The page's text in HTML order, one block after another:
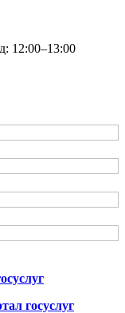
12:00–13:00
госуслуг